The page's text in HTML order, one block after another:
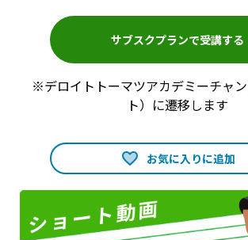
サブスクプランで受講する
※デロイトトーマツアカデミーチャ
ト）に遷移します
お気に入りに追加